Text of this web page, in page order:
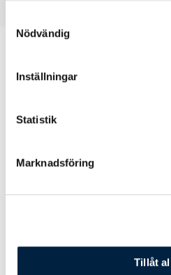
Nödvändig
Inställningar
Statistik
Marknadsföring
Tillåt